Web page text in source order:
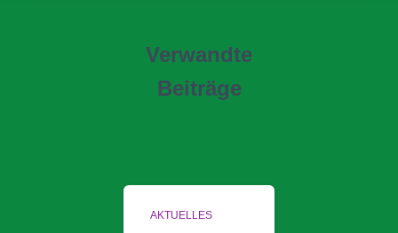
Verwandte
Beiträge
AKTUELLES